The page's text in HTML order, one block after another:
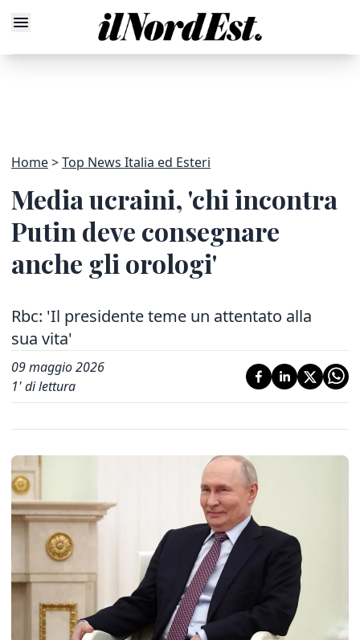
Home Top News Italia ed Esteri
Media ucraini, 'chi incontra
Putin deve consegnare
anche gli orologi'
Rbc: 'Il presidente teme un attentato alla
sua vita'
09 maggio 2026
1' di lettura